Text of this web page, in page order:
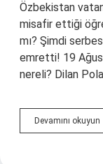
Özbekistan
misafir ettiği
mı? Şimdi
emretti! 19
nereli? Dilan
Devamını okuyun